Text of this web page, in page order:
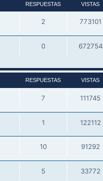
RESPUESTAS VISTAS
2 773101
0 672754
RESPUESTAS VISTAS
7 111745
1 122112
10 91292
5 33772